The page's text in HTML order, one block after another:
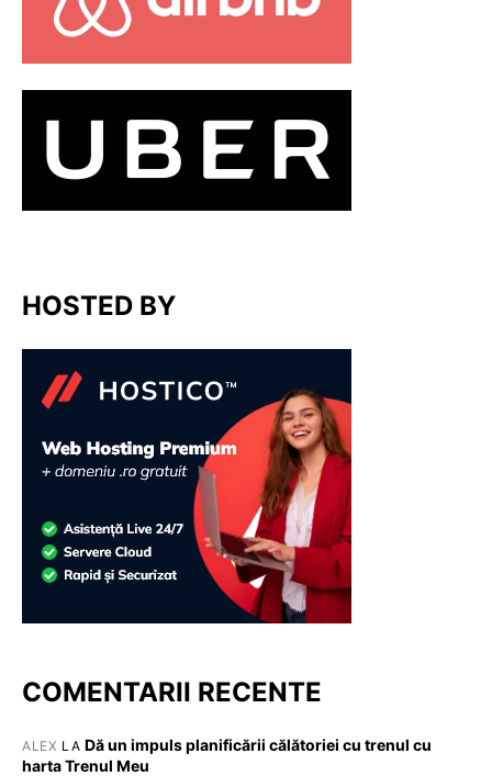
HOSTED BY
COMENTARII RECENTE
ALEX LA Dă un impuls planificării călătoriei cu trenul cu
harta Trenul Meu